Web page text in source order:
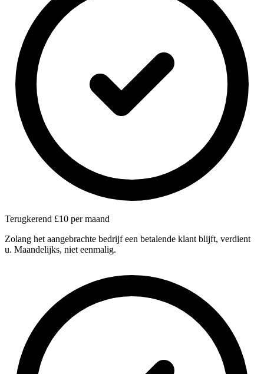
Terugkerend £10 per maand
Zolang het aangebrachte bedrijf een betalende klant blijft, verdient
u. Maandelijks, niet eenmalig.